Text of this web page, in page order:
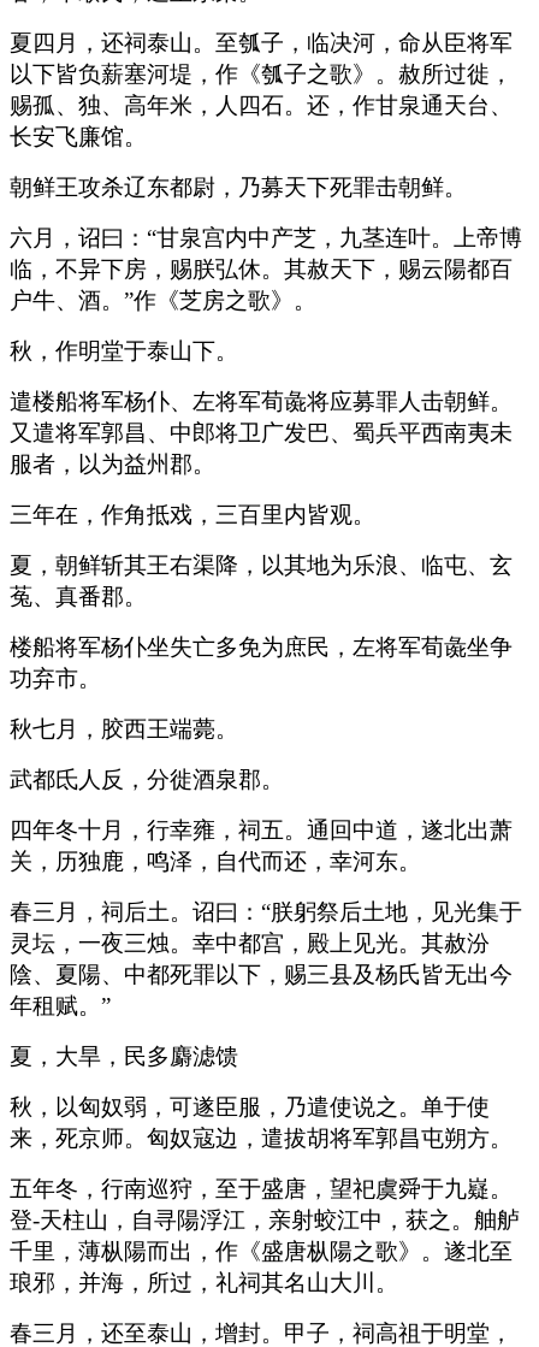
夏四月，还祠泰山。至瓠子，临决河，命从臣将军
以下皆负薪塞河堤，作《瓠子之歌》。赦所过徙，
赐孤、独、高年米，人四石。还，作甘泉通天台、
长安飞廉馆。
朝鲜王攻杀辽东都尉，乃募天下死罪击朝鲜。
六月，诏曰：“甘泉宫内中产芝，九茎连叶。上帝博
临，不异下房，赐朕弘休。其赦天下，赐云陽都百
户牛、酒。”作《芝房之歌》。
秋，作明堂于泰山下。
遣楼船将军杨仆、左将军荀彘将应募罪人击朝鲜。
又遣将军郭昌、中郎将卫广发巴、蜀兵平西南夷未
服者，以为益州郡。
三年在，作角抵戏，三百里内皆观。
夏，朝鲜斩其王右渠降，以其地为乐浪、临屯、玄
菟、真番郡。
楼船将军杨仆坐失亡多免为庶民，左将军荀彘坐争
功弃市。
秋七月，胶西王端薨。
武都氐人反，分徙酒泉郡。
四年冬十月，行幸雍，祠五。通回中道，遂北出萧
关，历独鹿，鸣泽，自代而还，幸河东。
春三月，祠后土。诏曰：“朕躬祭后土地，见光集于
灵坛，一夜三烛。幸中都宫，殿上见光。其赦汾
陰、夏陽、中都死罪以下，赐三县及杨氏皆无出今
年租赋。”
夏，大旱，民多麝滤馈
秋，以匈奴弱，可遂臣服，乃遣使说之。单于使
来，死京师。匈奴寇边，遣拔胡将军郭昌屯朔方。
五年冬，行南巡狩，至于盛唐，望祀虞舜于九嶷。
登-天柱山，自寻陽浮江，亲射蛟江中，获之。舳舻
千里，薄枞陽而出，作《盛唐枞陽之歌》。遂北至
琅邪，并海，所过，礼祠其名山大川。
春三月，还至泰山，增封。甲子，祠高祖于明堂，